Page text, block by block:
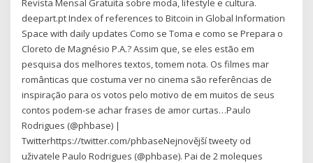
Revista Mensal Gratuita sobre moda, lifestyle e cultura.
deepart.pt Index of references to Bitcoin in Global Information
Space with daily updates Como se Toma e como se Prepara o
Cloreto de Magnésio P.A.? Assim que, se eles estão em
pesquisa dos melhores textos, tomem nota. Os filmes mar
românticas que costuma ver no cinema são referências de
inspiração para os votos pelo motivo de em muitos de seus
contos podem-se achar frases de amor curtas…Paulo
Rodrigues (@phbase) |
Twitterhttps://twitter.com/phbaseNejnovější tweety od
uživatele Paulo Rodrigues (@phbase). Pai de 2 moleques